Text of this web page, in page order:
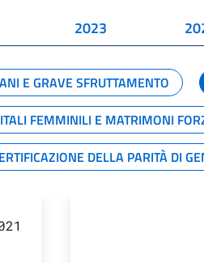
2023
E GRAVE SFRUTTAMENTO
FEMMINILI E MATRIMONI
DELLA PARITÀ DI